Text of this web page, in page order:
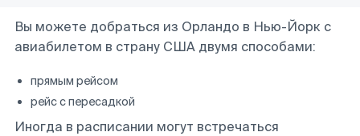
Вы можете добраться из Орландо в Нью-Йорк с
авиабилетом в страну США двумя способами:
прямым рейсом
рейс с пересадкой
Иногда в расписании могут встречаться